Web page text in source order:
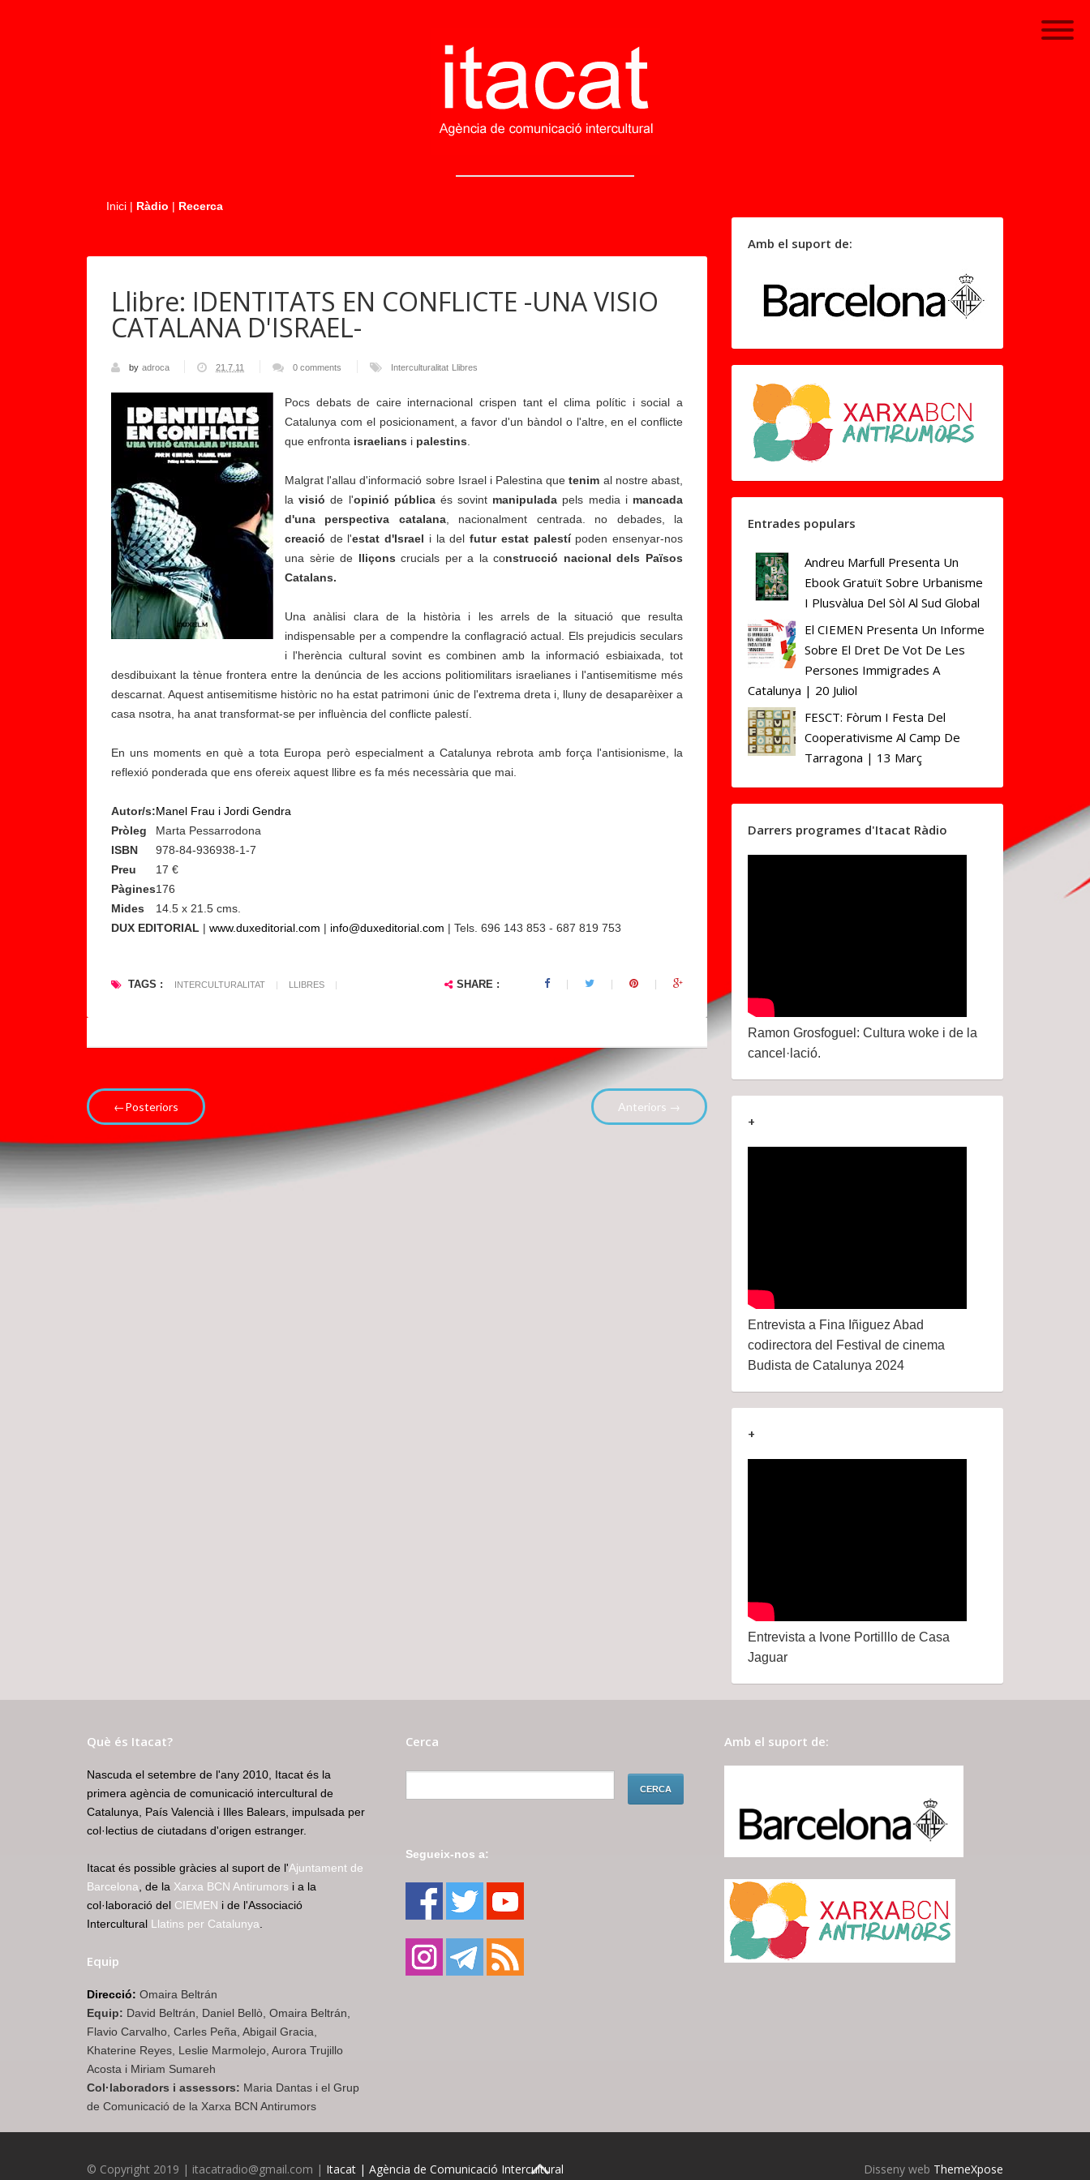
Inici | Ràdio | Recerca
Llibre: IDENTITATS EN CONFLICTE -UNA VISIO
CATALANA D'ISRAEL-
by adroca 21.7.11 0 comments Interculturalitat Llibres
Pocs debats de caire internacional crispen tant el clima polític i social a
Catalunya com el posicionament, a favor d'un bàndol o l'altre, en el conflicte
que enfronta israelians i palestins
Malgrat l'allau d'informació sobre Israel i Palestina quetenim al nostre abast,
lavisió de l'opinió públicaés sovint manipulada pels media i mancada
d'una perspectiva catalana, nacionalment centrada. no debades, la
creació de l'estat d'Israel i la delfutur estat palestí poden ensenyar-nos
una sèrie de lliçons crucials per a la construcció nacional dels Països
Catalans.
Una anàlisi clara de la història i les arrels de la situació que resulta
indispensable per a compendre la conflagració actual. Els prejudicis seculars
i l'herència cultural sovint es combinen amb la informació esbiaixada, tot
desdibuixant la tènue frontera entre la denúncia de les accions politiomilitars israelianes i l'antisemitisme més
descarnat. Aquest antisemitisme històric no ha estat patrimoni únic de l'extrema dreta i, lluny de desaparèixer a
casa nsotra, ha anat transformat-se per influència del conflicte palestí.
En uns moments en què a tota Europa però especialment a Catalunya rebrota amb força l'antisionisme, la
reflexió ponderada que ens ofereix aquest llibre es fa més necessària que mai.
Autor/s:Manel Frau i Jordi Gendra
Pròleg
Marta Pessarrodona
ISBN
978-84-936938-1-7
Preu
17 €
Pàgines176
Mides
14.5 x 21.5 cms.
DUX EDITORIAL | www.duxeditorial.com | info@duxeditorial.com | Tels. 696 143 853 - 687 819 753
TAGS : INTERCULTURALITAT | LLIBRES | SHARE :
...
P
e
s
e
n
t
i
ó
d
e
l
a
o
v
r
.
←Posteriors Anteriors →
Amb el suport de:
Entrades populars
Andreu Marfull Presenta Un
Ebook Gratuït Sobre Urbanisme
I Plusvàlua Del Sòl Al Sud Global
El CIEMEN Presenta Un Informe
Sobre El Dret De Vot De Les
Persones Immigrades A
Catalunya | 20 Juliol
FESCT: Fòrum I Festa Del
Cooperativisme Al Camp De
Tarragona | 13 Març
Darrers programes d'Itacat Ràdio
Ramon Grosfoguel: Cultura woke i de la
cancel·lació.
+
Entrevista a Fina Iñiguez Abad
codirectora del Festival de cinema
Budista de Catalunya 2024
+
Entrevista a Ivone Portilllo de Casa
Jaguar
Què és Itacat?
Nascuda el setembre de l'any 2010, Itacat és la
primera agència de comunicació intercultural de
Catalunya, País Valencià i Illes Balears, impulsada per
col·lectius de ciutadans d'origen estranger.
Itacat és possible gràcies al suport de l'Ajuntament de
Barcelona , de la Xarxa BCN Antirumors i a la
col·laboració del CIEMEN i de l'Associació
Intercultural Llatins per Catalunya
Equip
Direcció: Omaira Beltrán
Equip: David Beltrán, Daniel Bellò, Omaira Beltrán,
Flavio Carvalho, Carles Peña, Abigail Gracia,
Khaterine Reyes, Leslie Marmolejo, Aurora Trujillo
Acosta i Miriam Sumareh
Col·laboradors i assessors: Maria Dantas i el Grup
de Comunicació de la Xarxa BCN Antirumors
Cerca
Segueix-nos a:
Amb el suport de:
© Copyright 2019 | itacatradio@gmail.com | Itacat | Agència de Comunicació Intercultural Disseny web ThemeXpose
BACK TO TOP